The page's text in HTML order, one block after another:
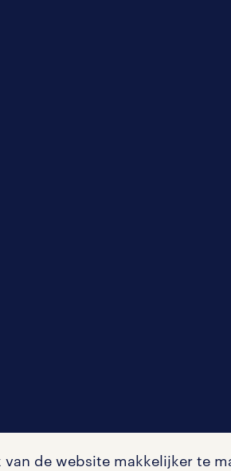
de website makkelijker te